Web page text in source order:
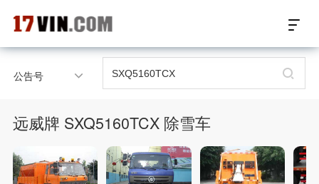
17VIN车架号查询首页
汽配产品车型适配
公告号
远威牌 SXQ5160TCX 除雪车